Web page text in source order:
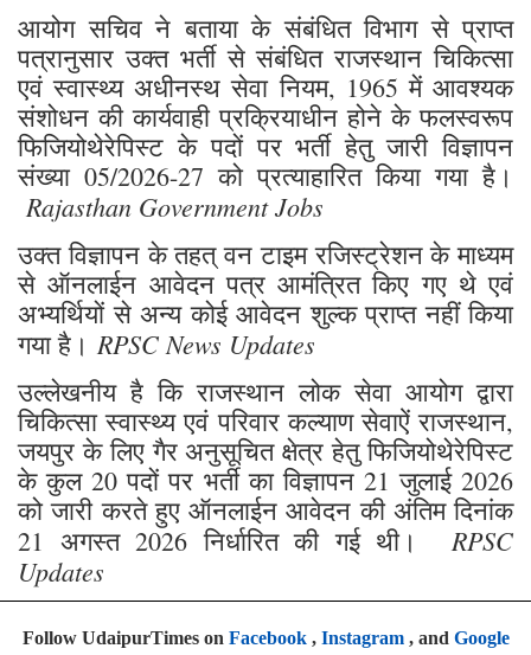
आयोग सचिव ने बताया के संबंधित विभाग से प्राप्त
पत्रानुसार उक्त भर्ती से संबंधित राजस्थान चिकित्सा
एवं स्वास्थ्य अधीनस्थ सेवा नियम, 1965 में आवश्यक
संशोधन की कार्यवाही प्रक्रियाधीन होने के फलस्वरूप
फिजियोथेरेपिस्ट के पदों पर भर्ती हेतु जारी विज्ञापन
संख्या 05/2026-27 को प्रत्याहारित किया गया है।
Rajasthan Government Jobs
उक्त विज्ञापन के तहत् वन टाइम रजिस्ट्रेशन के माध्यम
से ऑनलाईन आवेदन पत्र आमंत्रित किए गए थे एवं
अभ्यर्थियों से अन्य कोई आवेदन शुल्क प्राप्त नहीं किया
गया है। RPSC News Updates
उल्लेखनीय है कि राजस्थान लोक सेवा आयोग द्वारा
चिकित्सा स्वास्थ्य एवं परिवार कल्याण सेवाऐं राजस्थान,
जयपुर के लिए गैर अनुसूचित क्षेत्र हेतु फिजियोथेरेपिस्ट
के कुल 20 पदों पर भर्ती का विज्ञापन 21 जुलाई 2026
को जारी करते हुए ऑनलाईन आवेदन की अंतिम दिनांक
21 अगस्त 2026 निर्धारित की गई थी। RPSC
Updates
Follow UdaipurTimes on Facebook, Instagram, and Google